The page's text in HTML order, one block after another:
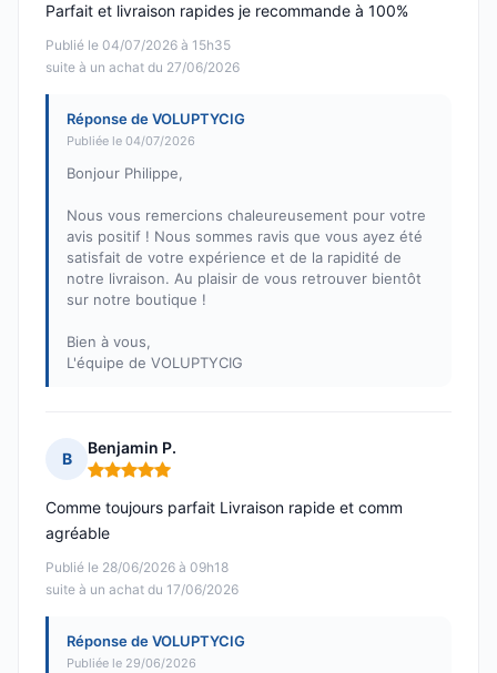
Publié le 04/07/2026 à 15h35
suite à un achat du 27/06/2026
Parfait et livraison rapides je recommande à 100%
Réponse de VOLUPTYCIG
Publiée le 04/07/2026
Bonjour Philippe,
Nous vous remercions chaleureusement pour votre
avis positif ! Nous sommes ravis que vous ayez été
satisfait de votre expérience et de la rapidité de
notre livraison. Au plaisir de vous retrouver bientôt
sur notre boutique !
Bien à vous,
L'équipe de VOLUPTYCIG
B
Benjamin P.
Note : 5 sur 5
Publié le 28/06/2026 à 09h18
suite à un achat du 17/06/2026
Comme toujours parfait Livraison rapide et comm
agréable
Réponse de VOLUPTYCIG
Publiée le 29/06/2026